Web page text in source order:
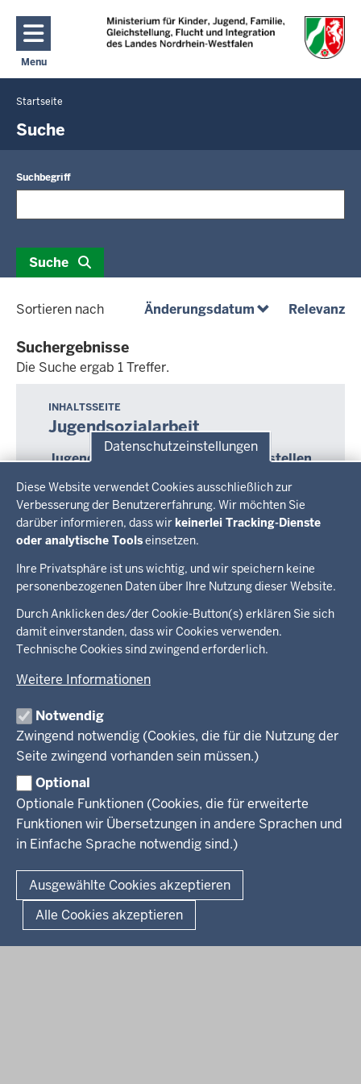
Datenschutzeinstellungen
Diese Website verwendet Cookies ausschließlich zur
Verbesserung der Benutzererfahrung. Wir möchten Sie
darüber informieren, dass wirkeinerlei Tracking-Dienste
oder analytische Toolseinsetzen.
Ihre Privatsphäre ist uns wichtig, und wir speichern keine
personenbezogenen Daten über Ihre Nutzung dieser Website.
Durch Anklicken des/der Cookie-Button(s) erklären Sie sich
damit einverstanden, dass wir Cookies verwenden.
Technische Cookies sind zwingend erforderlich.
Weitere Informationen
Notwendig
Zwingend notwendig (Cookies, die für die Nutzung der
Seite zwingend vorhanden sein müssen.)
Optional
Optionale Funktionen (Cookies, die für erweiterte
Funktionen wir Übersetzungen in andere Sprachen und
in Einfache Sprache notwendig sind.)
Ausgewählte Cookies akzeptieren
Alle Cookies akzeptieren
Direkt zum Inhalt
Menu
Navigation aktivieren/deaktivieren: Hauptmenü
Sie
befinden
Startseite
Suche
Suchbegriff
Suche
Sortieren nach Änderungsdatum(absteigend)
Relevanz
Suchergebnisse
Die Suche ergab 1 Treffer.
Suche
ergab
INHALTSSEITE
Jugendsozialarbeit
Jugendwerkstätten und Beratungsstellen
helfen beim Übergang in das Berufsleben
Für sozial benachteiligte oder individuell
beeinträchtigte junge Menschen ist der Übergang
von der Schule in den Beruf oftmals mit großen
Inhalte
Im Überblick
Inhalt
in
der
Fußzeile
Menü
Ministerium
Kinder
Jugend
Familie
LSBTIQ*
Gleichstellung
Flucht
Presse
Pressemitteilungen
Pressekontakt
Fotos
RSS-Feeds
Service
Broschürenservice
Bibliothek
Newsletter
Geschützter Kontakt
Landesportal NRW
Anfahrt
E-Rechnung
#WTFuture
Fußzeile
Seitenübersicht Kontakt Datenschutz